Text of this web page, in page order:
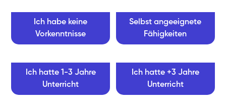
Ich habe keine
Vorkenntnisse
Selbst angeeignete
Fähigkeiten
Ich hatte 1-3 Jahre
Unterricht
Ich hatte +3 Jahre
Unterricht